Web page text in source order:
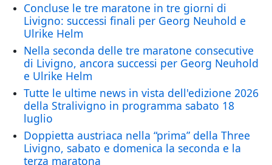
Concluse le tre maratone in tre giorni di
Livigno: successi finali per Georg Neuhold e
Ulrike Helm
Nella seconda delle tre maratone consecutive
di Livigno, ancora successi per Georg Neuhold
e Ulrike Helm
Tutte le ultime news in vista dell'edizione 2026
della Stralivigno in programma sabato 18
luglio
Doppietta austriaca nella “prima” della Three
Livigno, sabato e domenica la seconda e la
terza maratona